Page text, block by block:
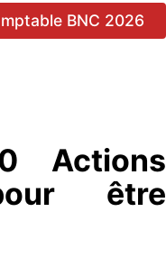
BNC 2026
Actions
être